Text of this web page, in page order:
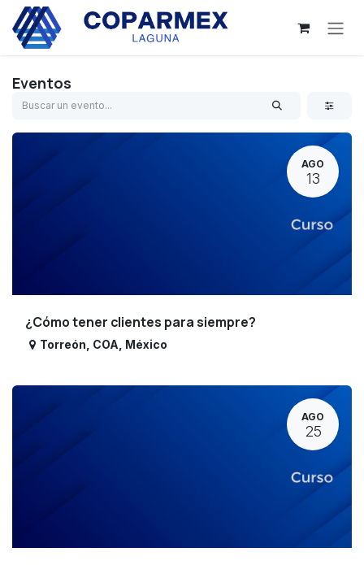
Ir al contenido
Eventos
AGO
13
¿Cómo tener clientes para siempre?
Torreón COA México
AGO
25